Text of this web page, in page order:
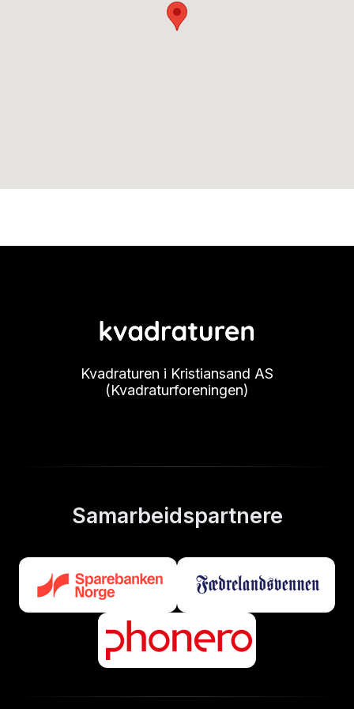
Kvadraturen i Kristiansand AS
(Kvadraturforeningen)
Samarbeidspartnere